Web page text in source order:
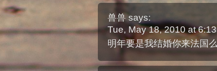
兽兽 says:
Tue, May 18, 2010 at
明年要是我结婚你来法国